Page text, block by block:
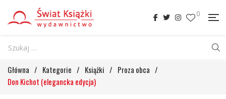
0
Główna / Kategorie / Książki / Proza obca /
Don Kichot (elegancka edycja)